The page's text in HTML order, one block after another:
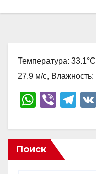
Температура:
27.9 м/с, Влажность:
W
at
s
A
Vi
er
T
e
Поиск